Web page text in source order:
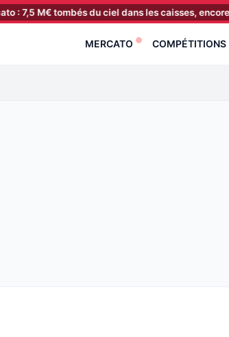
tombés du ciel dans les caisses, encore 3
MERCATO COMPÉTITIONS